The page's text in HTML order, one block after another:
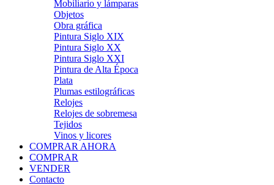
Mobiliario y lámparas
Objetos
Obra gráfica
Pintura Siglo XIX
Pintura Siglo XX
Pintura Siglo XXI
Pintura de Alta Época
Plata
Plumas estilográficas
Relojes
Relojes de sobremesa
Tejidos
Vinos y licores
COMPRAR AHORA
COMPRAR
VENDER
Contacto